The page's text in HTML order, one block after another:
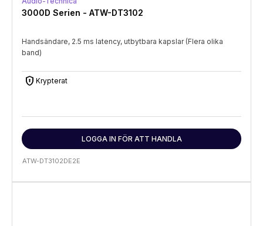
3000D Serien - ATW-DT3102
Handsändare, 2.5 ms latency, utbytbara kapslar (Flera olika
band)
encrypted Krypterat
LOGGA IN FÖR ATT HANDLA
ATW-DT3102DE2E